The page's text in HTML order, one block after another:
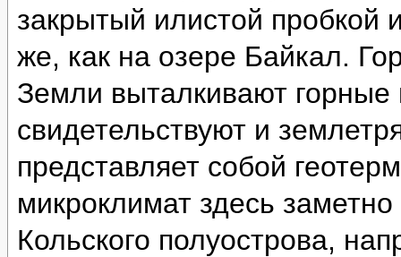
закрытый илистой пробкой
же, как на озере Байкал.
Земли выталкивают
свидетельствуют и
представляет собой
микроклимат здесь
Кольского полуострова,